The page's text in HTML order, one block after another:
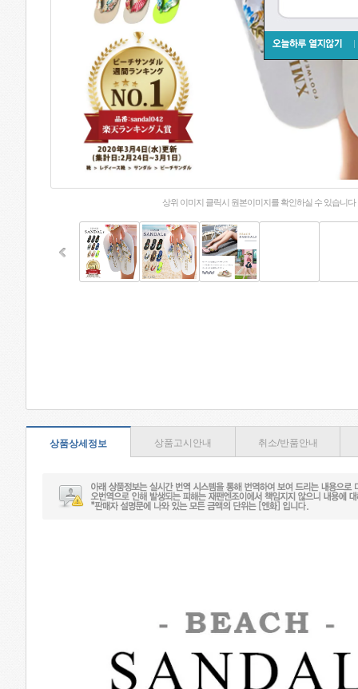
상위 이미지 클릭시 원본이미지를 확인하실 수 있습니다
상품상세정보 상품고시안내 취소/반품안내